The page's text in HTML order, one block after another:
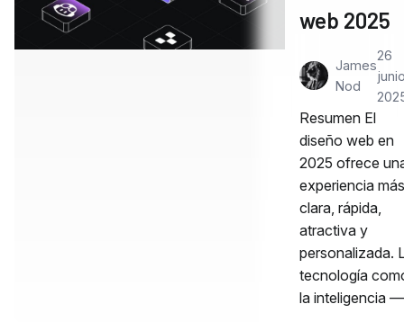
web 2025
James
Nod
26
Resumen El
diseño web en
2025 ofrece
experiencia más
clara, rápida,
atractiva y
personalizada.
tecnología
la inteligencia —